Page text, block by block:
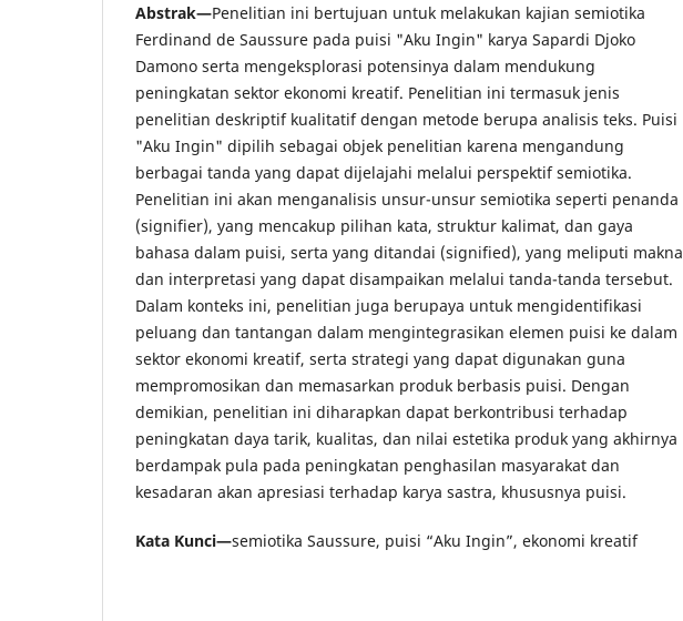
Abstrak—Penelitian ini bertujuan untuk melakukan kajian semiotika
Ferdinand de Saussure pada puisi "Aku Ingin" karya Sapardi Djoko
Damono serta mengeksplorasi potensinya dalam mendukung
peningkatan sektor ekonomi kreatif. Penelitian ini termasuk jenis
penelitian deskriptif kualitatif dengan metode berupa analisis teks. Puisi
"Aku Ingin" dipilih sebagai objek penelitian karena mengandung
berbagai tanda yang dapat dijelajahi melalui perspektif semiotika.
Penelitian ini akan menganalisis unsur-unsur semiotika seperti penanda
(signifier), yang mencakup pilihan kata, struktur kalimat, dan gaya
bahasa dalam puisi, serta yang ditandai (signified), yang meliputi makna
dan interpretasi yang dapat disampaikan melalui tanda-tanda tersebut.
Dalam konteks ini, penelitian juga berupaya untuk mengidentifikasi
peluang dan tantangan dalam mengintegrasikan elemen puisi ke dalam
sektor ekonomi kreatif, serta strategi yang dapat digunakan guna
mempromosikan dan memasarkan produk berbasis puisi. Dengan
demikian, penelitian ini diharapkan dapat berkontribusi terhadap
peningkatan daya tarik, kualitas, dan nilai estetika produk yang akhirnya
berdampak pula pada peningkatan penghasilan masyarakat dan
kesadaran akan apresiasi terhadap karya sastra, khususnya puisi.
Kata Kunci—semiotika Saussure, puisi “Aku Ingin”, ekonomi kreatif